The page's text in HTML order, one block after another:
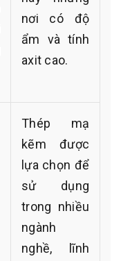
nơi có độ
ẩm và tính
axit cao.
Thép mạ
kẽm được
lựa chọn để
sử dụng
trong nhiều
ngành
nghề, lĩnh